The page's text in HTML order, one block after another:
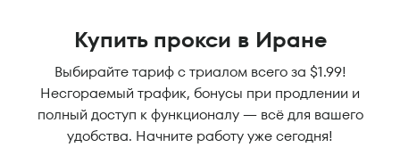
Купить прокси в Иране
Выбирайте тариф с триалом всего за $1.99!
Несгораемый трафик, бонусы при продлении и
полный доступ к функционалу — всё для вашего
удобства. Начните работу уже сегодня!